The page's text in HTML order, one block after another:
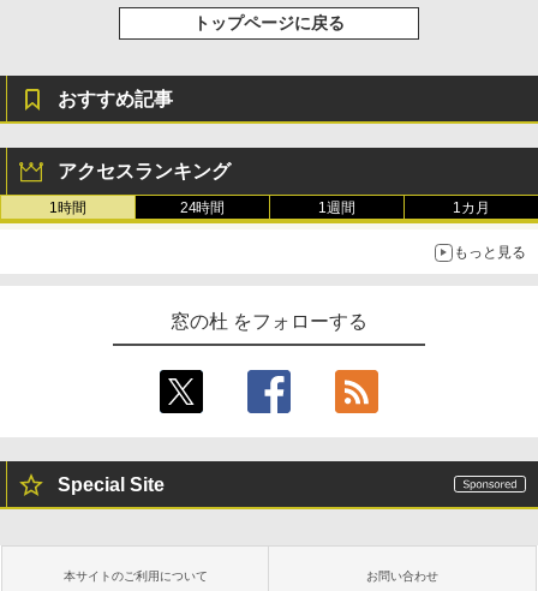
トップページに戻る
おすすめ記事
アクセスランキング
1時間 24時間 1週間 1カ月
もっと見る
窓の杜 をフォローする
Special Site
本サイトのご利用について お問い合わせ